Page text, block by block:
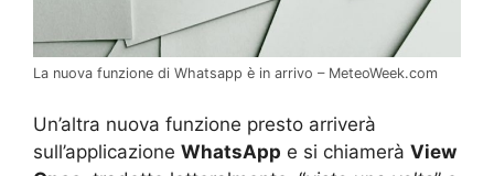
La nuova funzione di Whatsapp è in arrivo – MeteoWeek.com
Un’altra nuova funzione presto arriverà
sull’applicazione WhatsApp e si chiamerà View